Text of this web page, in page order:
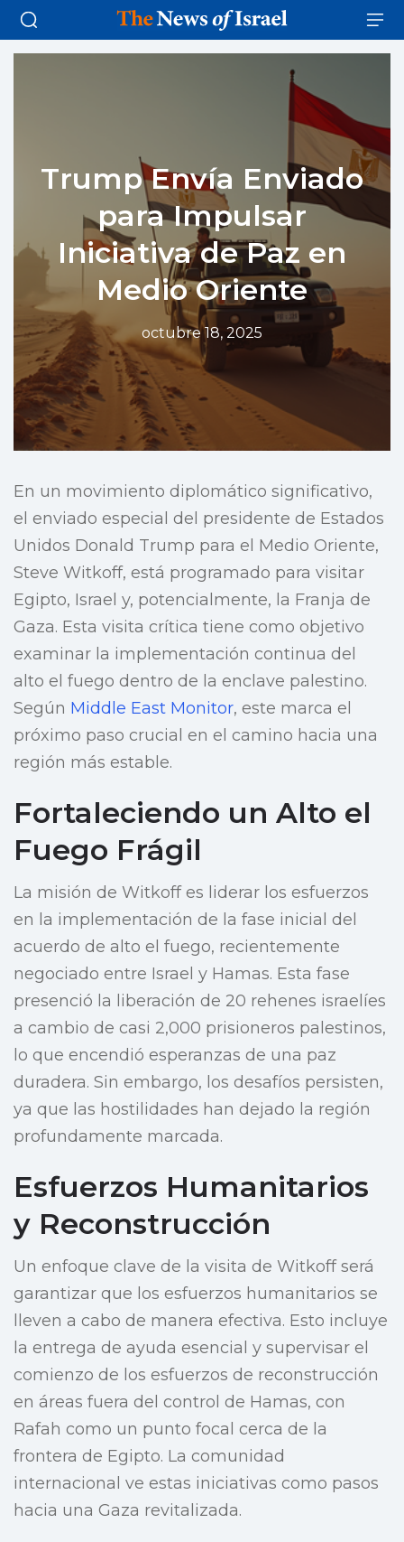
Trump Envía Enviado
para Impulsar
Iniciativa de Paz en
Medio Oriente
octubre 18, 2025
En un movimiento diplomático significativo,
el enviado especial del presidente de Estados
Unidos Donald Trump para el Medio Oriente,
Steve Witkoff, está programado para visitar
Egipto, Israel y, potencialmente, la Franja de
Gaza. Esta visita crítica tiene como objetivo
examinar la implementación continua del
alto el fuego dentro de la enclave palestino.
Según Middle East Monitor, este marca el
próximo paso crucial en el camino hacia una
región más estable.
Fortaleciendo un Alto el
Fuego Frágil
La misión de Witkoff es liderar los esfuerzos
en la implementación de la fase inicial del
acuerdo de alto el fuego, recientemente
negociado entre Israel y Hamas. Esta fase
presenció la liberación de 20 rehenes israelíes
a cambio de casi 2,000 prisioneros palestinos,
lo que encendió esperanzas de una paz
duradera. Sin embargo, los desafíos persisten,
ya que las hostilidades han dejado la región
profundamente marcada.
Esfuerzos Humanitarios
y Reconstrucción
Un enfoque clave de la visita de Witkoff será
garantizar que los esfuerzos humanitarios se
lleven a cabo de manera efectiva. Esto incluye
la entrega de ayuda esencial y supervisar el
comienzo de los esfuerzos de reconstrucción
en áreas fuera del control de Hamas, con
Rafah como un punto focal cerca de la
frontera de Egipto. La comunidad
internacional ve estas iniciativas como pasos
hacia una Gaza revitalizada.